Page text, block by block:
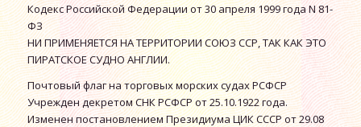
Кодекс Российской Федерации от 30 апреля 1999 года N 81-
ФЗ
НИ ПРИМЕНЯЕТСЯ НА ТЕРРИТОРИИ СОЮЗ ССР, ТАК КАК ЭТО
ПИРАТСКОЕ СУДНО АНГЛИИ.
Почтовый флаг на торговых морских судах РСФСР
Учрежден декретом СНК РСФСР от 25.10.1922 года.
Изменен постановлением Президиума ЦИК СССР от 29.08